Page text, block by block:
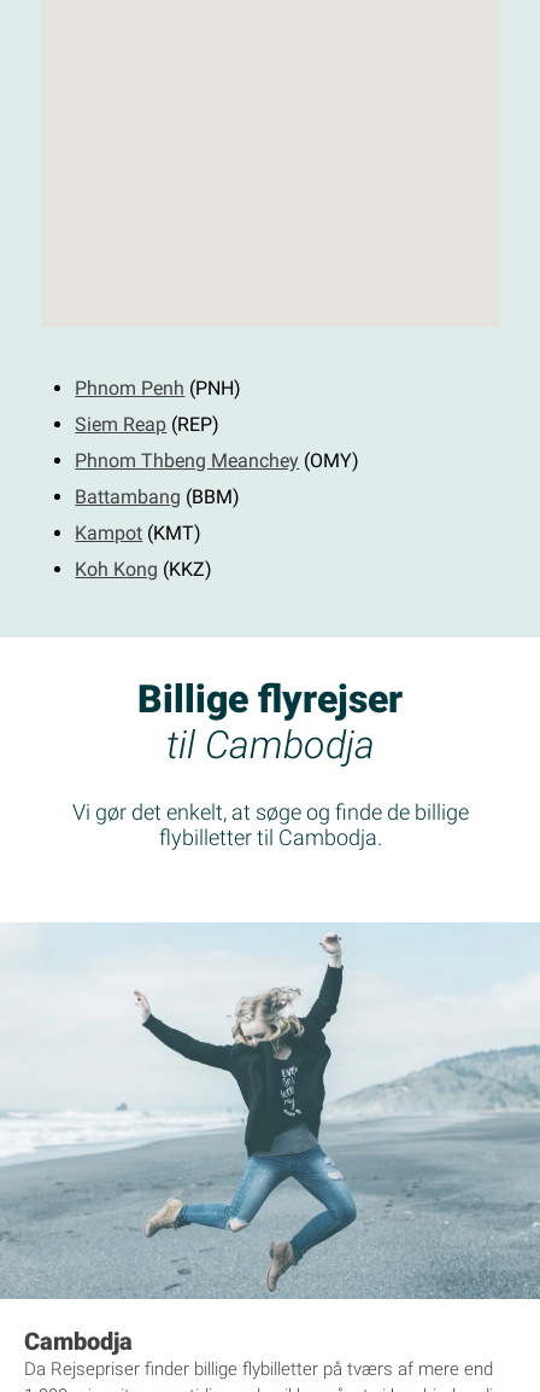
Phnom Penh (PNH)
Siem Reap (REP)
Phnom Thbeng Meanchey (OMY)
Battambang (BBM)
Kampot (KMT)
Koh Kong (KKZ)
Billige flyrejser
til Cambodja
Vi gør det enkelt, at søge og finde de billige
flybilletter til Cambodja.
Cambodja
Da Rejsepriser finder billige flybilletter på tværs af mere end